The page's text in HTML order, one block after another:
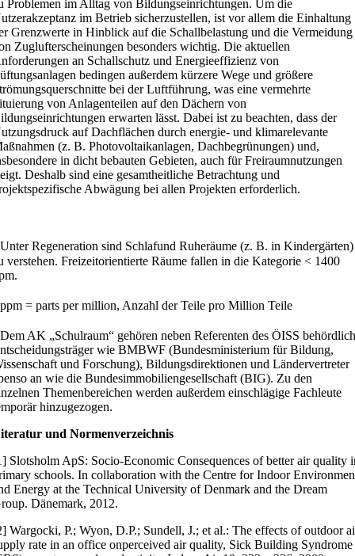
Problemen im Alltag von Bildungseinrichtungen. Um die
im Betrieb sicherzustellen, ist vor allem die Einhaltung
Grenzwerte in Hinblick auf die Schallbelastung und die Vermeidung
Zuglufterscheinungen besonders wichtig. Die aktuellen
an Schallschutz und Energieeffizienz von
bedingen außerdem kürzere Wege und größere
bei der Luftführung, was eine vermehrte
von Anlagenteilen auf den Dächern von
erwarten lässt. Dabei ist zu beachten, dass der
auf Dachflächen durch energie- und klimarelevante
(z. B. Photovoltaikanlagen, Dachbegrünungen) und,
in dicht bebauten Gebieten, auch für Freiraumnutzungen
Deshalb sind eine gesamtheitliche Betrachtung und
Abwägung bei allen Projekten erforderlich.
Unter Regeneration sind Schlafund Ruheräume (z. B. in Kindergärten)
verstehen. Freizeitorientierte Räume fallen in die Kategorie < 1400
ppm = parts per million, Anzahl der Teile pro Million Teile
Dem AK „Schulraum“ gehören neben Referenten des ÖISS
wie BMBWF (Bundesministerium für Bildung,
und Forschung), Bildungsdirektionen und Ländervertreter
an wie die Bundesimmobiliengesellschaft (BIG). Zu den
Themenbereichen werden außerdem einschlägige Fachleute
hinzugezogen.
und Normenverzeichnis
Slotsholm ApS: Socio-Economic Consequences of better air quality
schools. In collaboration with the Centre for Indoor
Energy at the Technical University of Denmark and the Dream
Dänemark, 2012.
Wargocki, P.; Wyon, D.P.; Sundell, J.; et al.: The effects of outdoor
rate in an office onperceived air quality, Sick Building Syndrome